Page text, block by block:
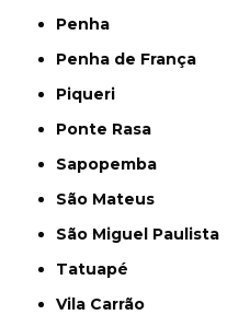
Penha
Penha de França
Piqueri
Ponte Rasa
Sapopemba
São Mateus
São Miguel Paulista
Tatuapé
Vila Carrão